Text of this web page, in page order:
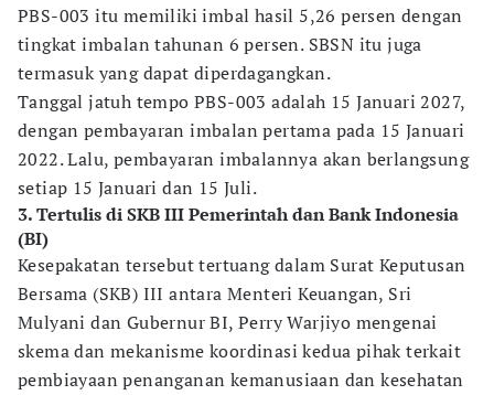
PBS-003 itu memiliki imbal hasil 5,26 persen dengan
tingkat imbalan tahunan 6 persen. SBSN itu juga
termasuk yang dapat diperdagangkan.
Tanggal jatuh tempo PBS-003 adalah 15 Januari 2027,
dengan pembayaran imbalan pertama pada 15 Januari
2022. Lalu, pembayaran imbalannya akan berlangsung
setiap 15 Januari dan 15 Juli.
3. Tertulis di SKB III Pemerintah dan Bank Indonesia
(BI)
Kesepakatan tersebut tertuang dalam Surat Keputusan
Bersama (SKB) III antara Menteri Keuangan, Sri
Mulyani dan Gubernur BI, Perry Warjiyo mengenai
skema dan mekanisme koordinasi kedua pihak terkait
pembiayaan penanganan kemanusiaan dan kesehatan